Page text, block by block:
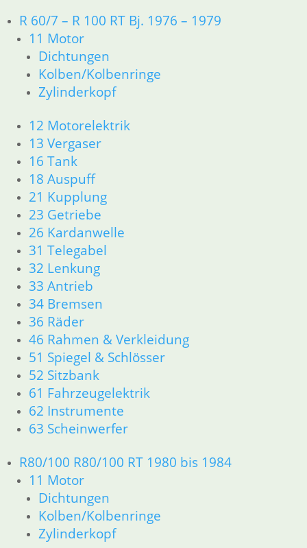
R 60/7 – R 100 RT Bj. 1976 – 1979
11 Motor
Dichtungen
Kolben/Kolbenringe
Zylinderkopf
12 Motorelektrik
13 Vergaser
16 Tank
18 Auspuff
21 Kupplung
23 Getriebe
26 Kardanwelle
31 Telegabel
32 Lenkung
33 Antrieb
34 Bremsen
36 Räder
46 Rahmen & Verkleidung
51 Spiegel & Schlösser
52 Sitzbank
61 Fahrzeugelektrik
62 Instrumente
63 Scheinwerfer
R80/100 R80/100 RT 1980 bis 1984
11 Motor
Dichtungen
Kolben/Kolbenringe
Zylinderkopf
zzgl.Versandkosten
In den Warenkorb
1
2
→
Shop
Ersatzteile nach Modell
K-Modell
11 Motor
Dichtungen
32 Lenkung
33 Antrieb
34 Bremsen
46 Rahmen Verkleidung
61 Fahrzeugelektrik
R25 /3
11 Motor R25/3
Dichtungen
Zylinderkopf
12 Motorelektrik
13 Vergaser
16 Tank
18 Auspuff
23 Getriebe
31 Telegabel
32 Lenkung
33 Antrieb
34 Bremsen
36 Räder